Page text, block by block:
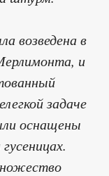
возведена в
и
задаче
оснащены